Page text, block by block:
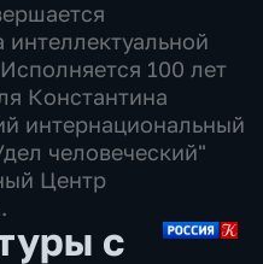
100 лет
Константина
интернациональный
человеческий"
Центр
с